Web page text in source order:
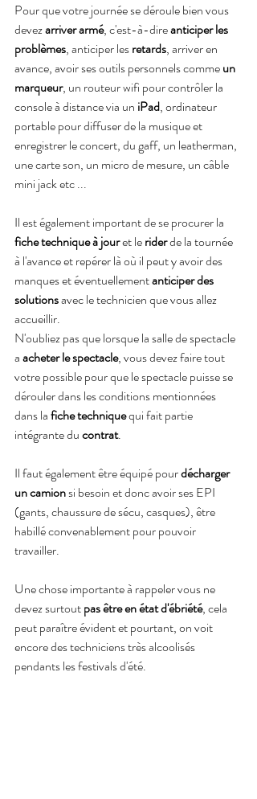
Pour que votre journée se déroule bien vous
devez arriver armé, c'est-à-dire anticiper les
problèmes, anticiper les retards, arriver en
avance, avoir ses outils personnels comme un
marqueur, un routeur wifi pour contrôler la
console à distance via un iPad, ordinateur
portable pour diffuser de la musique et
enregistrer le concert, du gaff, un leatherman,
une carte son, un micro de mesure, un câble
mini jack etc ...
Il est également important de se procurer la
fiche technique à jour et le rider de la tournée
à l'avance et repérer là où il peut y avoir des
manques et éventuellement anticiper des
solutions avec le technicien que vous allez
accueillir.
N'oubliez pas que lorsque la salle de spectacle
a acheter le spectacle, vous devez faire tout
votre possible pour que le spectacle puisse se
dérouler dans les conditions mentionnées
dans la fiche technique qui fait partie
intégrante du contrat.
Il faut également être équipé pour décharger
un camion si besoin et donc avoir ses EPI
(gants, chaussure de sécu, casques), être
habillé convenablement pour pouvoir
travailler.
Une chose importante à rappeler vous ne
devez surtout pas être en état d'ébriété, cela
peut paraître évident et pourtant, on voit
encore des techniciens très alcoolisés
pendants les festivals d'été.